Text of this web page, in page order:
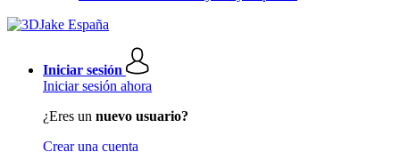
Iniciar sesión
Iniciar sesión ahora
¿Eres un nuevo usuario?
Crear una cuenta